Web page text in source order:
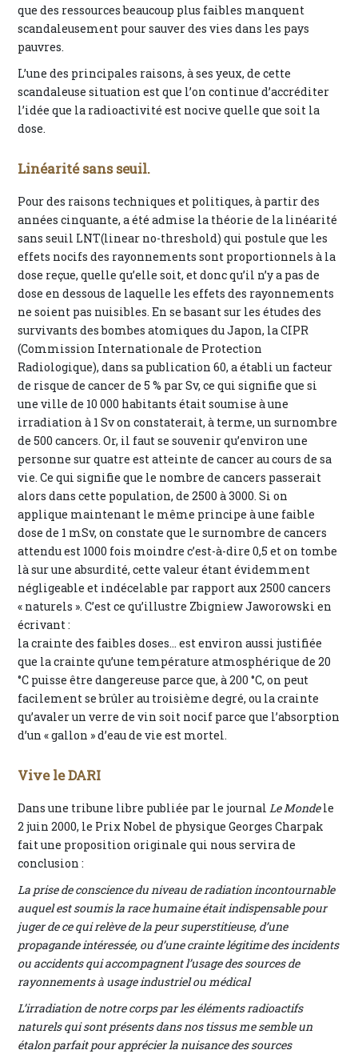
que des ressources beaucoup plus faibles manquent
scandaleusement pour sauver des vies dans les pays
pauvres.
L’une des principales raisons, à ses yeux, de cette
scandaleuse situation est que l’on continue d’accréditer
l’idée que la radioactivité est nocive quelle que soit la
dose.
Linéarité sans seuil.
Pour des raisons techniques et politiques, à partir des
années cinquante, a été admise la théorie de la linéarité
sans seuil LNT(linear no-threshold) qui postule que les
effets nocifs des rayonnements sont proportionnels à la
dose reçue, quelle qu’elle soit, et donc qu’il n’y a pas de
dose en dessous de laquelle les effets des rayonnements
ne soient pas nuisibles. En se basant sur les études des
survivants des bombes atomiques du Japon, la CIPR
(Commission Internationale de Protection
Radiologique), dans sa publication 60, a établi un facteur
de risque de cancer de 5 % par Sv, ce qui signifie que si
une ville de 10 000 habitants était soumise à une
irradiation à 1 Sv on constaterait, à terme, un surnombre
de 500 cancers. Or, il faut se souvenir qu’environ une
personne sur quatre est atteinte de cancer au cours de sa
vie. Ce qui signifie que le nombre de cancers passerait
alors dans cette population, de 2500 à 3000. Si on
applique maintenant le même principe à une faible
dose de 1 mSv, on constate que le surnombre de cancers
attendu est 1000 fois moindre c’est-à-dire 0,5 et on tombe
là sur une absurdité, cette valeur étant évidemment
négligeable et indécelable par rapport aux 2500 cancers
« naturels ». C’est ce qu’illustre Zbigniew Jaworowski en
écrivant :
la crainte des faibles doses... est environ aussi justifiée
que la crainte qu’une température atmosphérique de 20
°C puisse être dangereuse parce que, à 200 °C, on peut
facilement se brûler au troisième degré, ou la crainte
qu’avaler un verre de vin soit nocif parce que l’absorption
d’un « gallon » d’eau de vie est mortel.
Vive le DARI
Dans une tribune libre publiée par le journalLe Mondele
2 juin 2000, le Prix Nobel de physique Georges Charpak
fait une proposition originale qui nous servira de
conclusion :
La prise de conscience du niveau de radiation incontournable
auquel est soumis la race humaine était indispensable pour
juger de ce qui relève de la peur superstitieuse, d’une
propagande intéressée, ou d’une crainte légitime des incidents
ou accidents qui accompagnent l’usage des sources de
rayonnements à usage industriel ou médical
L’irradiation de notre corps par les éléments radioactifs
naturels qui sont présents dans nos tissus me semble un
étalon parfait pour apprécier la nuisance des sources